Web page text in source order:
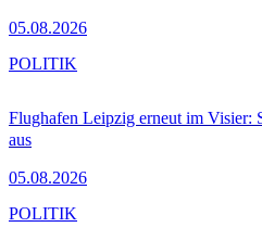
05.08.2026
Flughafen Leipzig erneut im Visier:
aus
05.08.2026
POLITIK
POLITIK